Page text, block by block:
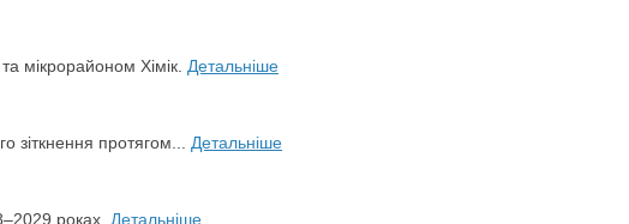
мікрорайоном Хімік. Детальніше
зіткнення протягом... Детальніше
роках. Детальніше